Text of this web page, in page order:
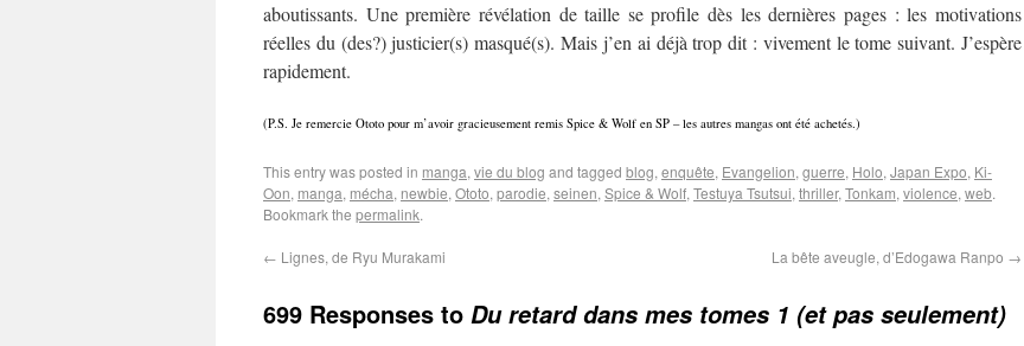
aboutissants. Une première révélation de taille se profile dès les dernières pages : les motivations
réelles du (des?) justicier(s) masqué(s). Mais j’en ai déjà trop dit : vivement le tome suivant. J’espère
rapidement.
(P.S. Je remercie Ototo pour m’avoir gracieusement remis Spice & Wolf en SP – les autres mangas ont été achetés.)
This entry was posted in manga, vie du blog and tagged blog, enquête, Evangelion, guerre, Holo, Japan Expo, Ki-
Oon, manga, mécha, newbie, Ototo, parodie, seinen, Spice & Wolf, Testuya Tsutsui, thriller, Tonkam, violence, web.
Bookmark the permalink.
← Lignes, de Ryu Murakami La bête aveugle, d’Edogawa Ranpo →
699 Responses to Du retard dans mes tomes 1 (et pas seulement)